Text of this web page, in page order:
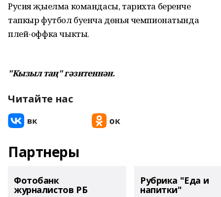
Русия җыелма командасы, тарихта беренче
тапкыр футбол буенча дөнья чемпионатында
плей-оффка чыкты.
"Кызыл таң" гәзитеннән.
Читайте нас
Партнеры
Фотобанк
журналистов РБ
Рубрика "Еда и
напитки"